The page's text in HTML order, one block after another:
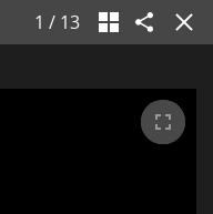
1 / 13